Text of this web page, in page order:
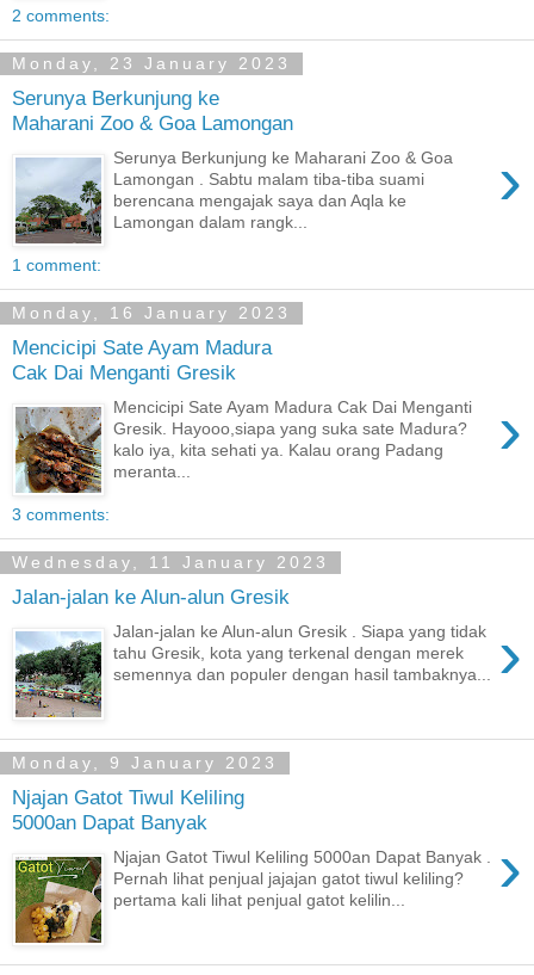
2 comments:
Monday, 23 January 2023
Serunya Berkunjung ke
Maharani Zoo & Goa Lamongan
›
Serunya Berkunjung ke Maharani Zoo & Goa
Lamongan . Sabtu malam tiba-tiba suami
berencana mengajak saya dan Aqla ke
Lamongan dalam rangk...
1 comment:
Monday, 16 January 2023
Mencicipi Sate Ayam Madura
Cak Dai Menganti Gresik
›
Mencicipi Sate Ayam Madura Cak Dai Menganti
Gresik. Hayooo,siapa yang suka sate Madura?
kalo iya, kita sehati ya. Kalau orang Padang
meranta...
3 comments:
Wednesday, 11 January 2023
Jalan-jalan ke Alun-alun Gresik
›
Jalan-jalan ke Alun-alun Gresik . Siapa yang tidak
tahu Gresik, kota yang terkenal dengan merek
semennya dan populer dengan hasil tambaknya...
Monday, 9 January 2023
Njajan Gatot Tiwul Keliling
5000an Dapat Banyak
›
Njajan Gatot Tiwul Keliling 5000an Dapat Banyak .
Pernah lihat penjual jajajan gatot tiwul keliling?
pertama kali lihat penjual gatot kelilin...